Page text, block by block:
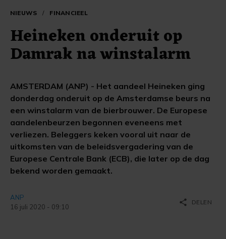
NIEUWS / FINANCIEEL
Heineken onderuit op
Damrak na winstalarm
AMSTERDAM (ANP) - Het aandeel Heineken ging
donderdag onderuit op de Amsterdamse beurs na
een winstalarm van de bierbrouwer. De Europese
aandelenbeurzen begonnen eveneens met
verliezen. Beleggers keken vooral uit naar de
uitkomsten van de beleidsvergadering van de
Europese Centrale Bank (ECB), die later op de dag
bekend worden gemaakt.
ANP
16 juli 2020 - 09:10
share DELEN